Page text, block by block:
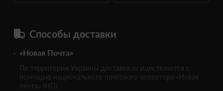
Способы доставки
«Новая Почта»
По территории Украины доставка осуществляется с
помощью национального почтового оператора «Новая
почта» (НП).